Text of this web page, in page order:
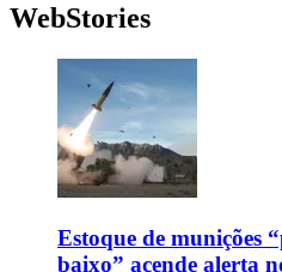
WebStories
Estoque de munições
baixo” acende alerta